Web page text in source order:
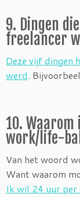
9. Dingen
freelancer
Deze vijf dingen
werd.
10.
work/life-
Van het woord
Want waarom
Ik wil 24 uur per